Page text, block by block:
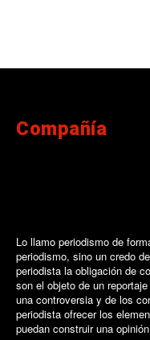
Compañía
Lo llamo periodismo de
periodismo, sino un credo
periodista la obligación de
son el objeto de un
una controversia y de los
periodista ofrecer los
puedan construir una